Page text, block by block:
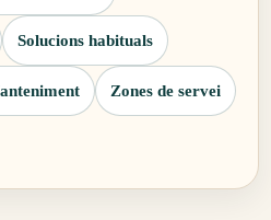
Solucions habituals
Zones de servei